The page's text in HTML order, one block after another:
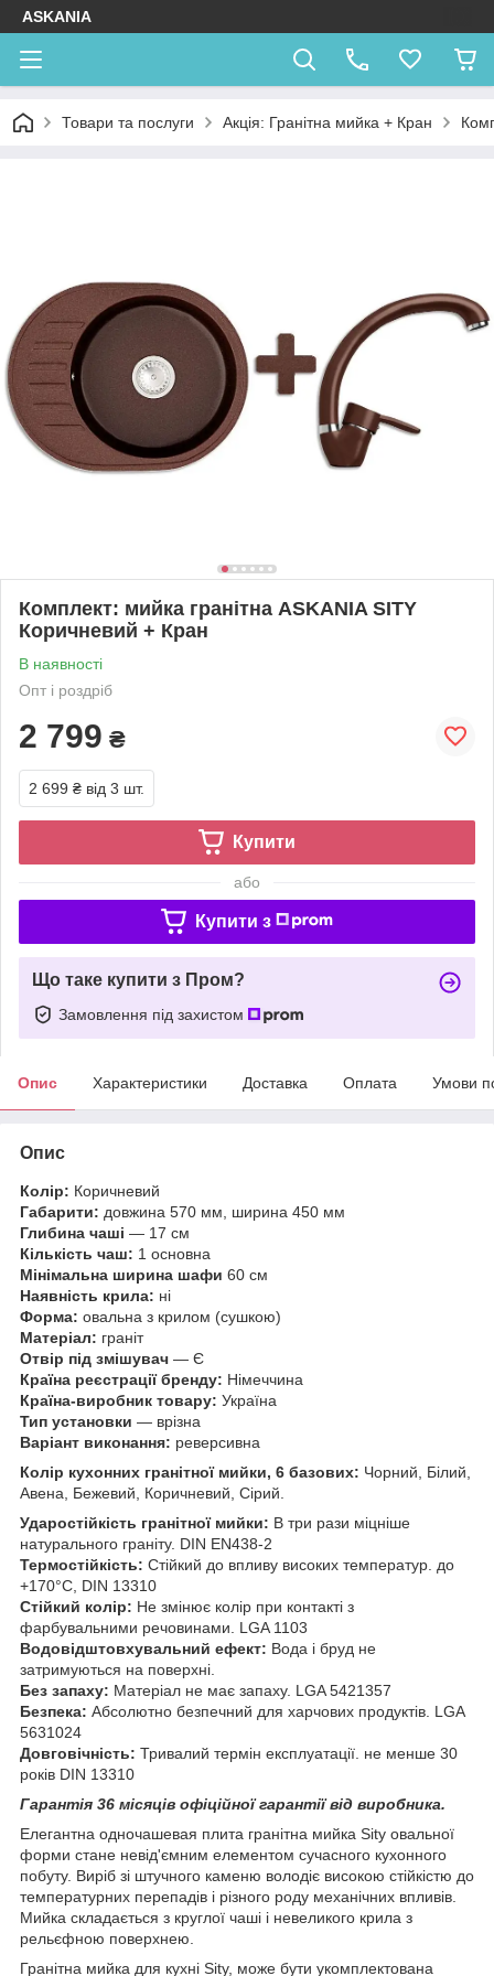
ASKANIA
Товари та послуги Акція: Гранітна мийка + Кран
Комплект: мийка гранітна ASKANIA SITY
Коричневий + Кран
В наявності
Опт і роздріб
2 799 ₴
2 699 ₴ від 3 шт.
Купити
або
Купити з
Що таке купити з Пром?
Замовлення під захистом
Опис Характеристики Доставка Оплата Умови
Опис
Колір: Коричневий
Габарити: довжина 570 мм, ширина 450 мм
Глибина чаші — 17 см
Кількість чаш: 1 основна
Мінімальна ширина шафи 60 см
Наявність крила: ні
Форма: овальна з крилом (сушкою)
Матеріал: граніт
Отвір під змішувач — Є
Країна реєстрації бренду: Німеччина
Країна-виробник товару: Україна
Тип установки — врізна
Варіант виконання: реверсивна
Колір кухонних гранітної мийки, 6 базових: Чорний, Білий,
Авена, Бежевий, Коричневий, Сірий.
Ударостійкість гранітної мийки: В три рази міцніше
натурального граніту. DIN EN438-2
Термостійкість: Стійкий до впливу високих температур. до
+170°C, DIN 13310
Стійкий колір: Не змінює колір при контакті з
фарбувальними речовинами. LGA 1103
Водовідштовхувальний ефект: Вода і бруд не
затримуються на поверхні.
Без запаху: Матеріал не має запаху. LGA 5421357
Безпека: Абсолютно безпечний для харчових продуктів. LGA
5631024
Довговічність: Тривалий термін експлуатації. не менше 30
років DIN 13310
Гарантія 36 місяців офіційної гарантії від виробника.
Елегантна одночашевая плита гранітна мийка Sity овальної
форми стане невід'ємним елементом сучасного кухонного
побуту. Виріб зі штучного каменю володіє високою стійкістю до
температурних перепадів і різного роду механічних впливів.
Мийка складається з круглої чаші і невеликого крила з
рельєфною поверхнею.
Гранітна мийка для кухні Sity, може бути укомплектована